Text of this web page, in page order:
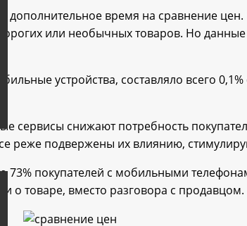
дополнительное время на сравнение
или необычных товаров. Но данные
устройства, составляло всего
сервисы снижают потребность
реже подвержены их влиянию,
73% покупателей с мобильными
о товаре, вместо разговора с продавцом.